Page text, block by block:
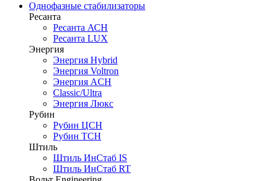
Однофазные стабилизаторы
Ресанта
Ресанта АСН
Ресанта LUX
Энергия
Энергия Hybrid
Энергия Voltron
Энергия ACH
Classic/Ultra
Энергия Люкс
Рубин
Рубин ЦСН
Рубин ТСН
Штиль
Штиль ИнСтаб IS
Штиль ИнСтаб RT